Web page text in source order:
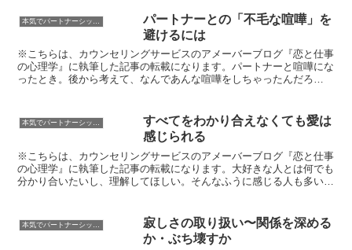
本気でパートナーシップ！
パートナーとの「不毛な喧嘩」を
避けるには
※こちらは、カウンセリングサービスのアメーバーブログ『恋と仕事
の心理学』に執筆した記事の転載になります。パートナーと喧嘩にな
ったとき。後から考えて、なんであんな喧嘩をしちゃったんだろ
本気でパートナーシップ！
すべてをわかり合えなくても愛は
感じられる
※こちらは、カウンセリングサービスのアメーバーブログ『恋と仕事
の心理学』に執筆した記事の転載になります。大好きな人とは何でも
分かり合いたいし、理解してほしい。そんなふうに感じる人も多いの
寂しさの取り扱い〜関係を深める
か・ぶち壊すか